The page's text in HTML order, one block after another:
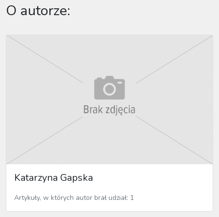
O autorze:
Katarzyna Gapska
Artykuły, w których autor brał udział: 1